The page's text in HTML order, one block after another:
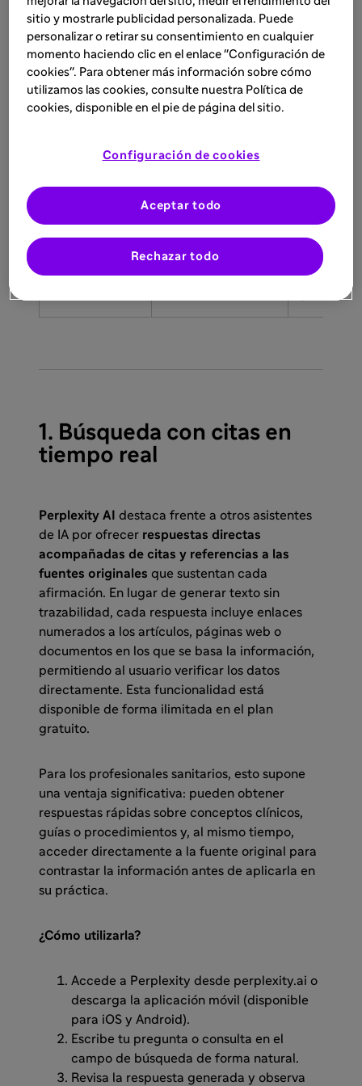
PDF
protocolos en
formato PDF
de
Aprender
Formación
continua y
revisión de
clínicos
Ejercicios
compartir
investigación
clínica en equipo
Base de
1. Búsqueda con citas en
tiempo real
Perplexity AI
destaca frente a otros asistentes
de IA por ofrecer respuestas directas
acompañadas de citas y referencias a las
fuentes originales que sustentan cada
afirmación. En lugar de generar texto sin
trazabilidad, cada respuesta incluye enlaces
numerados a los artículos, páginas web o
documentos en los que se basa la información,
permitiendo al usuario verificar los datos
directamente. Esta funcionalidad está
disponible de forma ilimitada en el plan
gratuito.
Para los profesionales sanitarios, esto supone
una ventaja significativa: pueden obtener
respuestas rápidas sobre conceptos clínicos,
guías o procedimientos y, al mismo tiempo,
acceder directamente a la fuente original para
contrastar la información antes de aplicarla en
su práctica.
¿Cómo utilizarla?
Accede a Perplexity desde perplexity.ai o
descarga la aplicación móvil (disponible
para iOS y Android).
Escribe tu pregunta o consulta en el
campo de búsqueda de forma natural.
Revisa la respuesta generada y observa
sitio y mostrarle publicidad personalizada. Puede
personalizar o retirar su consentimiento en cualquier
momento haciendo clic en el enlace "Configuración de
cookies". Para obtener más información sobre cómo
utilizamos las cookies, consulte nuestra Política de
cookies, disponible en el pie de página del sitio.
Configuración de cookies
Rechazar todo
Aceptar todo